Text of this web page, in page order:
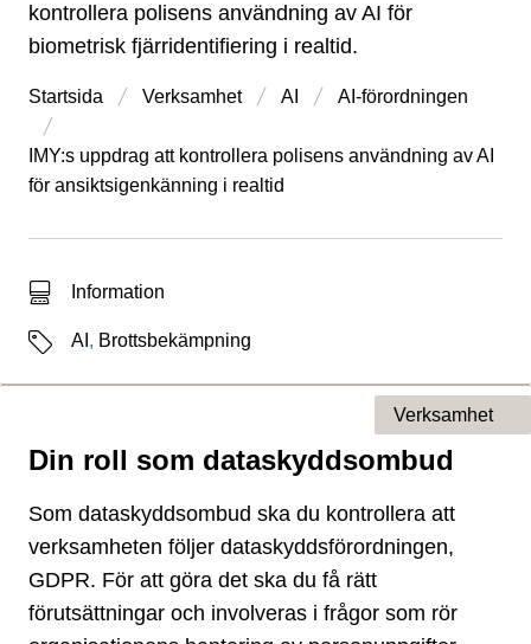
kontrollera polisens användning av AI för
biometrisk fjärridentifiering i realtid.
Startsida Verksamhet AI AI-förordningen
IMY:s uppdrag att kontrollera polisens användning av AI
för ansiktsigenkänning i realtid
Typ av sökträff
Information
Etiketter
AI , Brottsbekämpning
Din roll som dataskyddsombud
Typ av sida
Verksamhet
Som dataskyddsombud ska du kontrollera att
verksamheten följer dataskyddsförordningen,
GDPR. För att göra det ska du få rätt
förutsättningar och involveras i frågor som rör